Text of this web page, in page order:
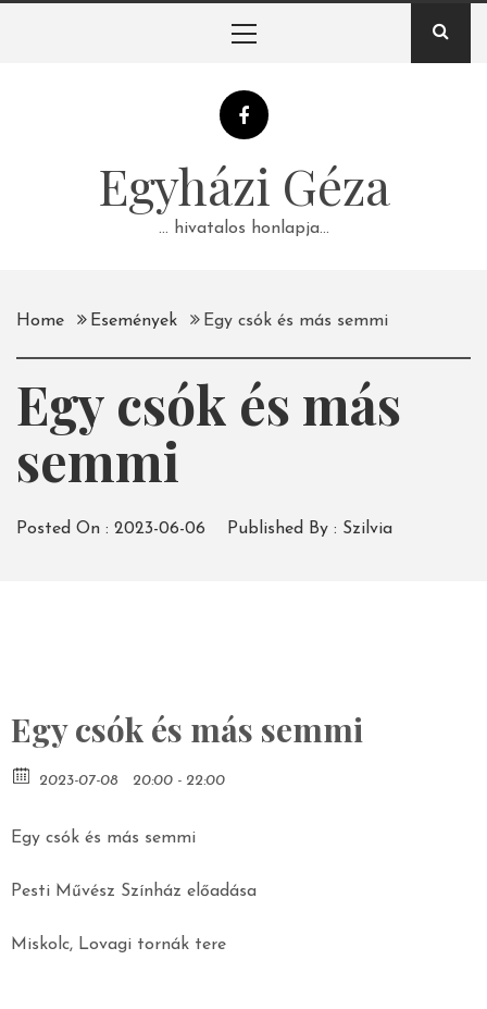
Egyházi Géza
… hivatalos honlapja…
Home Események Egy csók és más semmi
Egy csók és más
semmi
Posted On : 2023-06-06 Published By : Szilvia
Egy csók és más semmi
2023-07-08 20:00 - 22:00
Egy csók és más semmi
Pesti Művész Színház előadása
Miskolc, Lovagi tornák tere